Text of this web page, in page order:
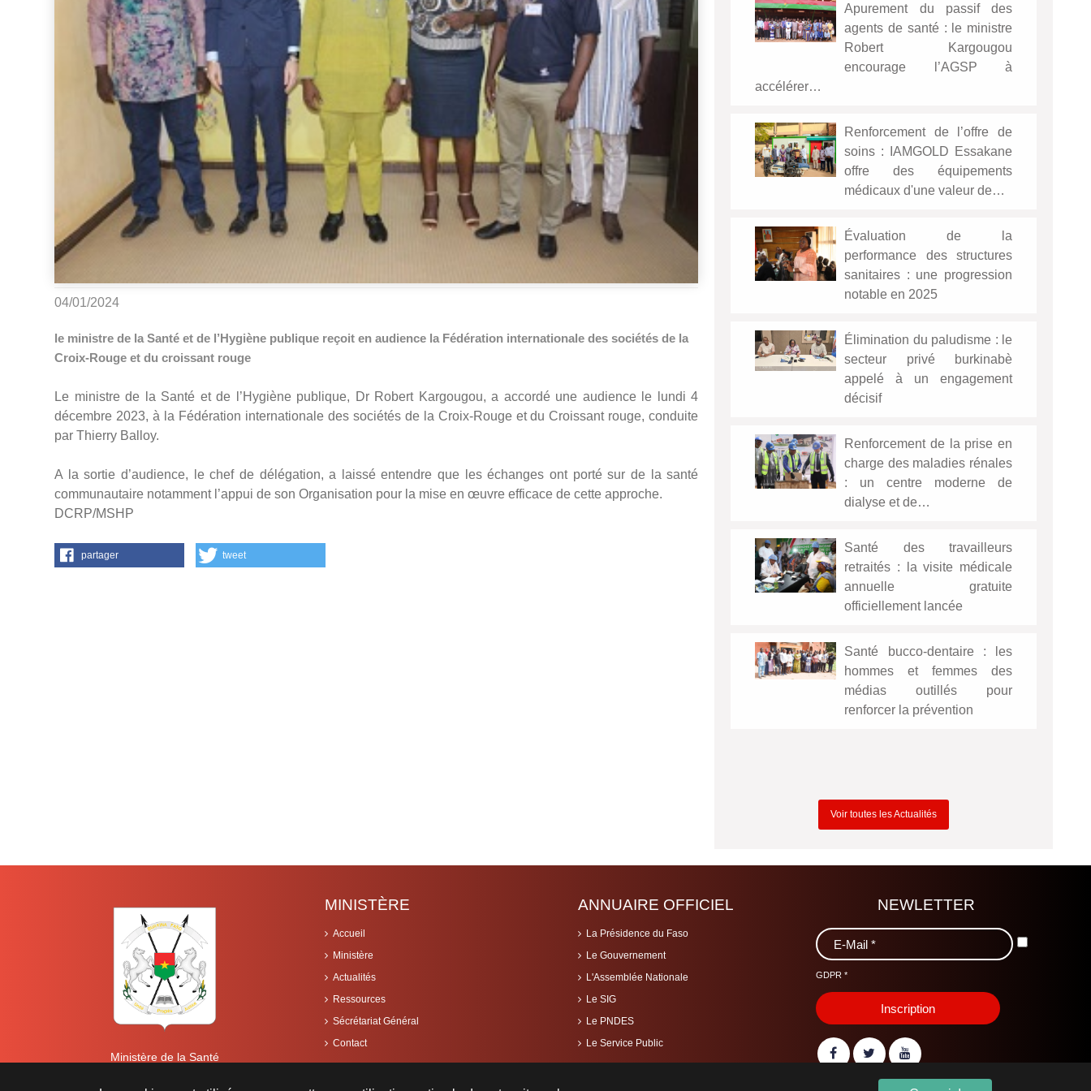
04/01/2024
le ministre de la Santé et de l’Hygiène publique reçoit en audience la Fédération internationale des sociétés de la
Croix-Rouge et du croissant rouge
Le ministre de la Santé et de l’Hygiène publique, Dr Robert Kargougou, a accordé une audience le lundi 4
décembre 2023, à la Fédération internationale des sociétés de la Croix-Rouge et du Croissant rouge, conduite
par Thierry Balloy.
A la sortie d’audience, le chef de délégation, a laissé entendre que les échanges ont porté sur de la santé
communautaire notamment l’appui de son Organisation pour la mise en œuvre efficace de cette approche.
DCRP/MSHP
partager tweet
Apurement du passif des
agents de santé : le ministre
Robert Kargougou
encourage l’AGSP à
accélérer…
Renforcement de l’offre de
soins : IAMGOLD Essakane
offre des équipements
médicaux d'une valeur de…
Évaluation de la
performance des structures
sanitaires : une progression
notable en 2025
Élimination du paludisme : le
secteur privé burkinabè
appelé à un engagement
décisif
Renforcement de la prise en
charge des maladies rénales
: un centre moderne de
dialyse et de…
Santé des travailleurs
retraités : la visite médicale
annuelle gratuite
officiellement lancée
Santé bucco-dentaire : les
hommes et femmes des
médias outillés pour
renforcer la prévention
Voir toutes les Actualités
Ministère de la Santé
MINISTÈRE
Accueil
Ministère
Actualités
Ressources
Sécrétariat Général
Contact
ANNUAIRE OFFICIEL
La Présidence du Faso
Le Gouvernement
L'Assemblée Nationale
Le SIG
Le PNDES
Le Service Public
NEWLETTER
GDPR *